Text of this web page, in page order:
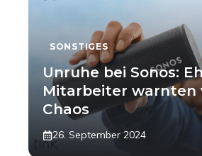
SONSTIGES
Unruhe bei Sonos:
Mitarbeiter warnten
Chaos
26. September 2024